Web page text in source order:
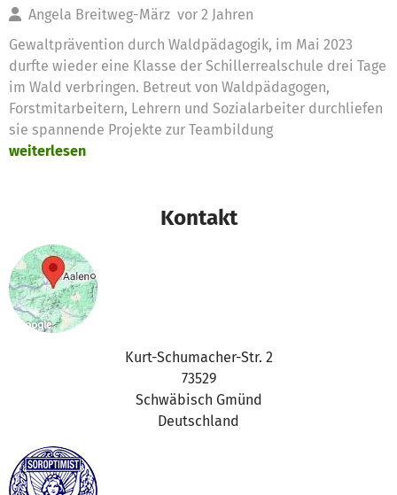
Angela Breitweg-März vor 2 Jahren
Gewaltprävention durch Waldpädagogik, im Mai 2023
durfte wieder eine Klasse der Schillerrealschule drei Tage
im Wald verbringen. Betreut von Waldpädagogen,
Forstmitarbeitern, Lehrern und Sozialarbeiter durchliefen
sie spannende Projekte zur Teambildung
weiterlesen
Kontakt
Kurt-Schumacher-Str. 2
73529
Schwäbisch Gmünd
Deutschland